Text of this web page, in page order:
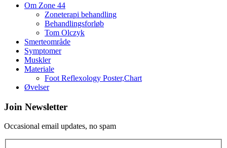
Om Zone 44
Zoneterapi behandling
Behandlingsforløb
Tom Olczyk
Smerteområde
Symptomer
Muskler
Materiale
Foot Reflexology Poster,Chart
Øvelser
Join Newsletter
Occasional email updates, no spam